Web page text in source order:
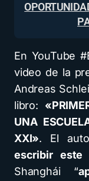
En YouTube
video de la
Andreas
libro:
UNA
XXI». El
escribir este
Shanghái “